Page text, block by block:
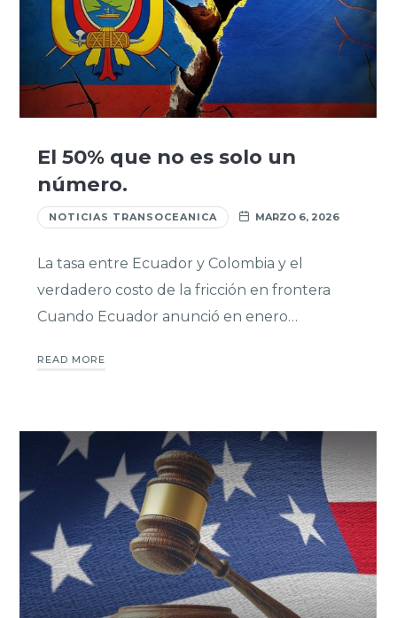
El 50% que no es solo un
número.
NOTICIAS TRANSOCEANICA MARZO 6, 2026
La tasa entre Ecuador y Colombia y el
verdadero costo de la fricción en frontera
Cuando Ecuador anunció en enero…
READ MORE